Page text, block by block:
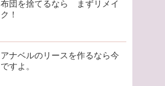
布団を捨てるなら まずリメイ
ク！
アナベルのリースを作るなら今
ですよ。